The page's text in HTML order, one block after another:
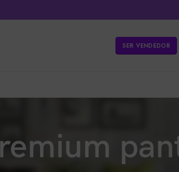
SER VENDEDOR